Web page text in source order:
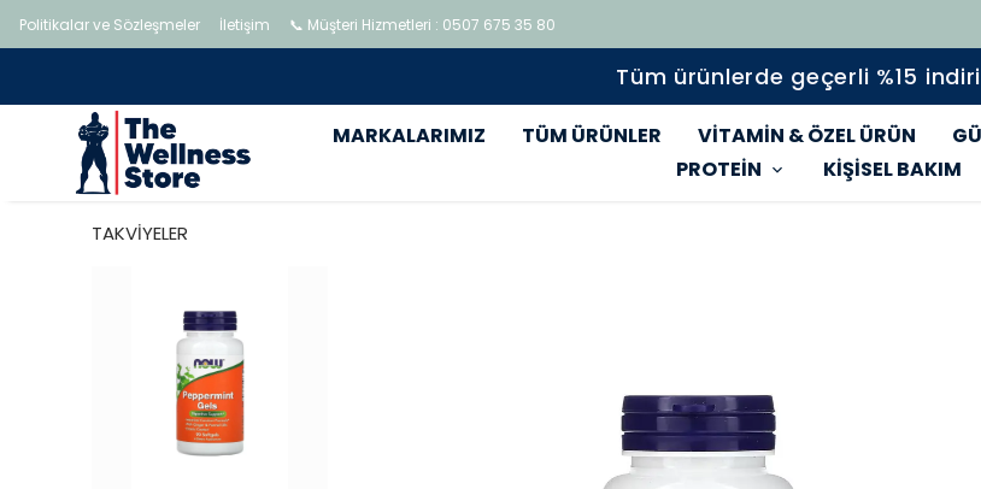
Politikalar ve Sözleşmeler İletişim 📞 Müşteri Hizmetleri : 0507 675 35 80
Tüm ürünlerde geçerli %15
MARKALARIMIZ TÜM ÜRÜNLER VİTAMİN & ÖZEL ÜRÜN
PROTEİN
KİŞİSEL BAKIM
TAKVİYELER